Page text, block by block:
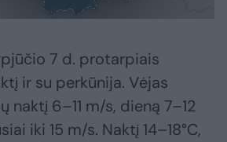
7 d. protarpiais
ir su perkūnija. Vėjas
naktį 6–11 m/s, dieną 7–12
iki 15 m/s. Naktį 14–18°C,